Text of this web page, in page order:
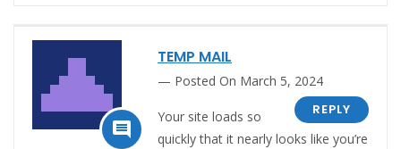

TEMP MAIL
Posted On March 5, 2024
REPLY
Your site loads so
quickly that it nearly looks like you’re